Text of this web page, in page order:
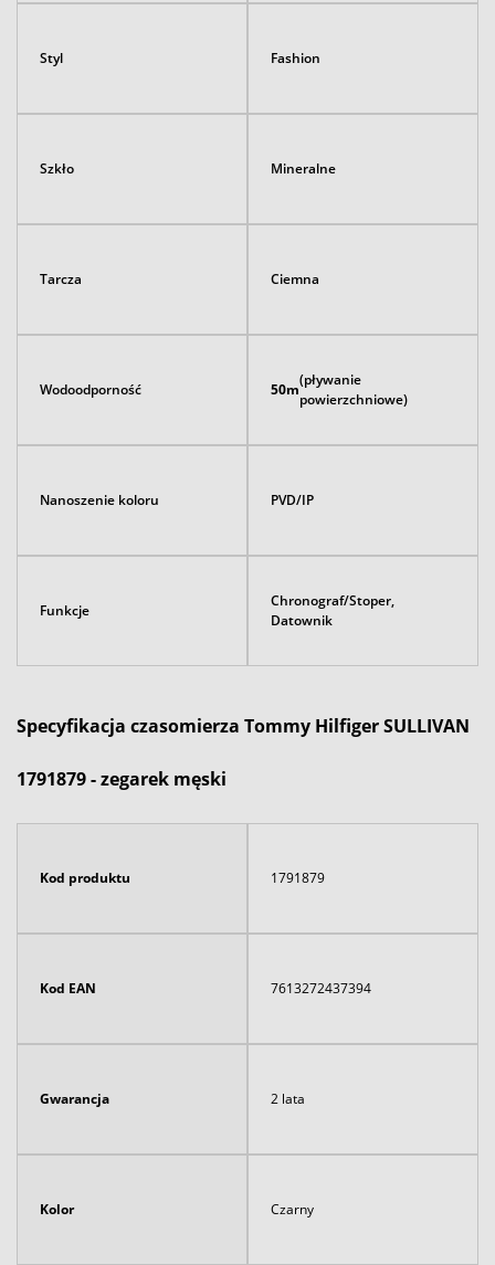
Styl Fashion
Szkło Mineralne
Tarcza Ciemna
Wodoodporność 50m
(pływanie
powierzchniowe)
Nanoszenie koloru PVD/IP
Funkcje
Chronograf/Stoper,
Datownik
Specyfikacja czasomierza Tommy Hilfiger SULLIVAN
1791879 - zegarek męski
Kod produktu 1791879
Kod EAN 7613272437394
Gwarancja 2 lata
Kolor Czarny